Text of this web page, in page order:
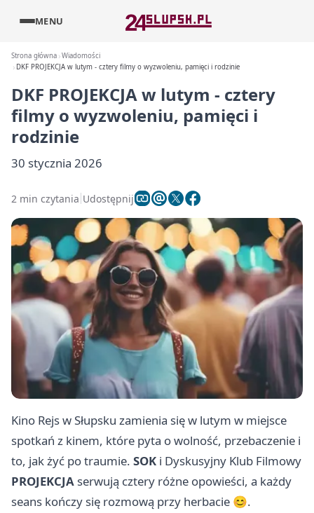
MENU
Strona główna Wiadomości
DKF PROJEKCJA w lutym - cztery filmy o wyzwoleniu, pamięci i rodzinie
DKF PROJEKCJA w lutym - cztery
filmy o wyzwoleniu, pamięci i
rodzinie
30 stycznia 2026
2 min czytania Udostępnij
Kino Rejs w Słupsku zamienia się w lutym w miejsce
spotkań z kinem, które pyta o wolność, przebaczenie i
to, jak żyć po traumie. SOK i Dyskusyjny Klub Filmowy
PROJEKCJA serwują cztery różne opowieści, a każdy
seans kończy się rozmową przy herbacie 😊.